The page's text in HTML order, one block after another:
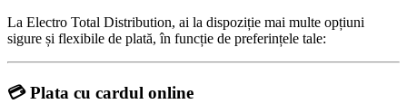
La Electro Total Distribution, ai la dispoziție mai multe opțiuni
sigure și flexibile de plată, în funcție de preferințele tale:
💳Plata cu cardul online